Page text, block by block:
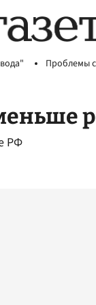
Проблемы
РФ